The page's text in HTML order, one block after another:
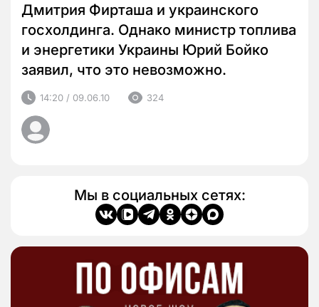
Дмитрия Фирташа и украинского
госхолдинга. Однако министр топлива
и энергетики Украины Юрий Бойко
заявил, что это невозможно.
14:20 / 09.06.10 324
Мы в социальных сетях: